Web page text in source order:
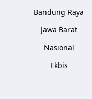
Bandung Raya
Jawa Barat
Nasional
Ekbis